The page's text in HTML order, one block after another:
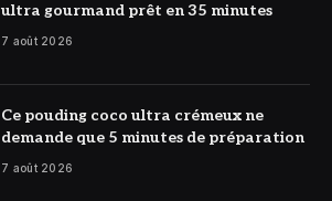
ultra gourmand prêt en 35 minutes
7 août 2026
Ce pouding coco ultra crémeux ne
demande que 5 minutes de préparation
7 août 2026